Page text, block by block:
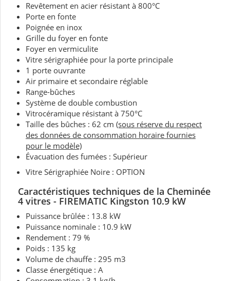
Revêtement en acier résistant à 800°C
Porte en fonte
Poignée en inox
Grille du foyer en fonte
Foyer en vermiculite
Vitre sérigraphiée pour la porte principale
1 porte ouvrante
Air primaire et secondaire réglable
Range-bûches
Système de double combustion
Vitrocéramique résistant à 750°C
Taille des bûches : 62 cm (sous réserve du respect
des données de consommation horaire fournies
pour le modèle)
Évacuation des fumées : Supérieur
Vitre Sérigraphiée Noire : OPTION
Caractéristiques techniques de la Cheminée
4 vitres - FIREMATIC Kingston 10.9 kW
Puissance brûlée : 13.8 kW
Puissance nominale : 10.9 kW
Rendement : 79 %
Poids : 135 kg
Volume de chauffe : 295 m3
Classe énergétique : A